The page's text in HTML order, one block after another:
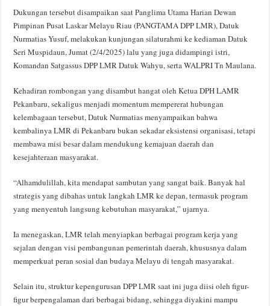
Dukungan tersebut disampaikan saat Panglima Utama Harian Dewan
Pimpinan Pusat Laskar Melayu Riau (PANGTAMA DPP LMR), Datuk
Nurmatias Yusuf, melakukan kunjungan silaturahmi ke kediaman Datuk
Seri Muspidaun, Jumat (2/4/2025) lalu yang juga didampingi istri,
Komandan Satgassus DPP LMR Datuk Wahyu, serta WALPRI Tn Maulana.
Kehadiran rombongan yang disambut hangat oleh Ketua DPH LAMR
Pekanbaru, sekaligus menjadi momentum mempererat hubungan
kelembagaan tersebut, Datuk Nurmatias menyampaikan bahwa
kembalinya LMR di Pekanbaru bukan sekadar eksistensi organisasi, tetapi
membawa misi besar dalam mendukung kemajuan daerah dan
kesejahteraan masyarakat.
“Alhamdulillah, kita mendapat sambutan yang sangat baik. Banyak hal
strategis yang dibahas untuk langkah LMR ke depan, termasuk program
yang menyentuh langsung kebutuhan masyarakat,” ujarnya.
Ia menegaskan, LMR telah menyiapkan berbagai program kerja yang
sejalan dengan visi pembangunan pemerintah daerah, khususnya dalam
memperkuat peran sosial dan budaya Melayu di tengah masyarakat.
Selain itu, struktur kepengurusan DPP LMR saat ini juga diisi oleh figur-
figur berpengalaman dari berbagai bidang, sehingga diyakini mampu